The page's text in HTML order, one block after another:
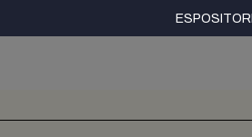
ESPOSITORI